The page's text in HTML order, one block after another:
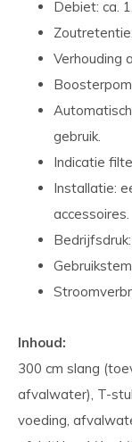
Debiet: ca.
Verhouding
gebruik.
Indicatie
Installatie:
accessoires.
Inhoud:
300 cm slang
afvalwater), T-
voeding,